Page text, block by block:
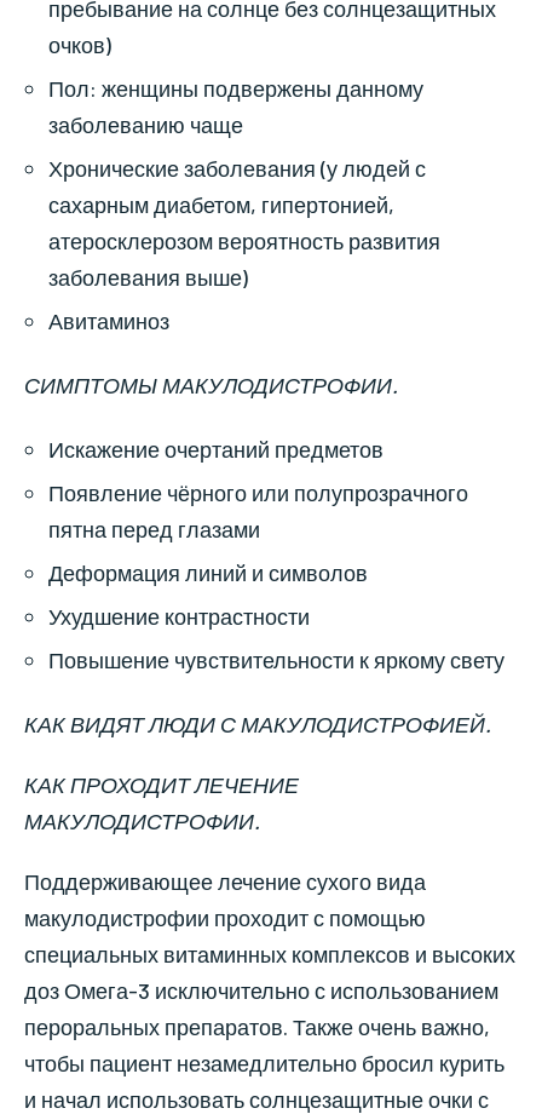
пребывание на солнце без солнцезащитных
очков)
Пол: женщины подвержены данному
заболеванию чаще
Хронические заболевания (у людей с
сахарным диабетом, гипертонией,
атеросклерозом вероятность развития
заболевания выше)
Авитаминоз
СИМПТОМЫ МАКУЛОДИСТРОФИИ.
Искажение очертаний предметов
Появление чёрного или полупрозрачного
пятна перед глазами
Деформация линий и символов
Ухудшение контрастности
Повышение чувствительности к яркому свету
КАК ВИДЯТ ЛЮДИ С МАКУЛОДИСТРОФИЕЙ.
КАК ПРОХОДИТ ЛЕЧЕНИЕ
МАКУЛОДИСТРОФИИ.
Поддерживающее лечение сухого вида
макулодистрофии проходит с помощью
специальных витаминных комплексов и высоких
доз Омега-3 исключительно с использованием
пероральных препаратов. Также очень важно,
чтобы пациент незамедлительно бросил курить
и начал использовать солнцезащитные очки с